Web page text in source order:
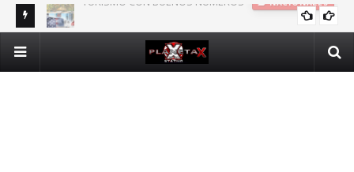
DOMINICANOS DEPENDIENTES DE SEGURO PÚBLICO EN N.Y.